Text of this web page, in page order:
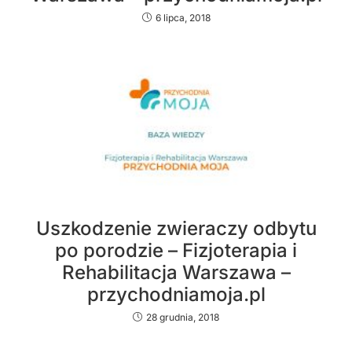
6 lipca, 2018
Uszkodzenie zwieraczy odbytu
po porodzie – Fizjoterapia i
Rehabilitacja Warszawa –
przychodniamoja.pl
28 grudnia, 2018